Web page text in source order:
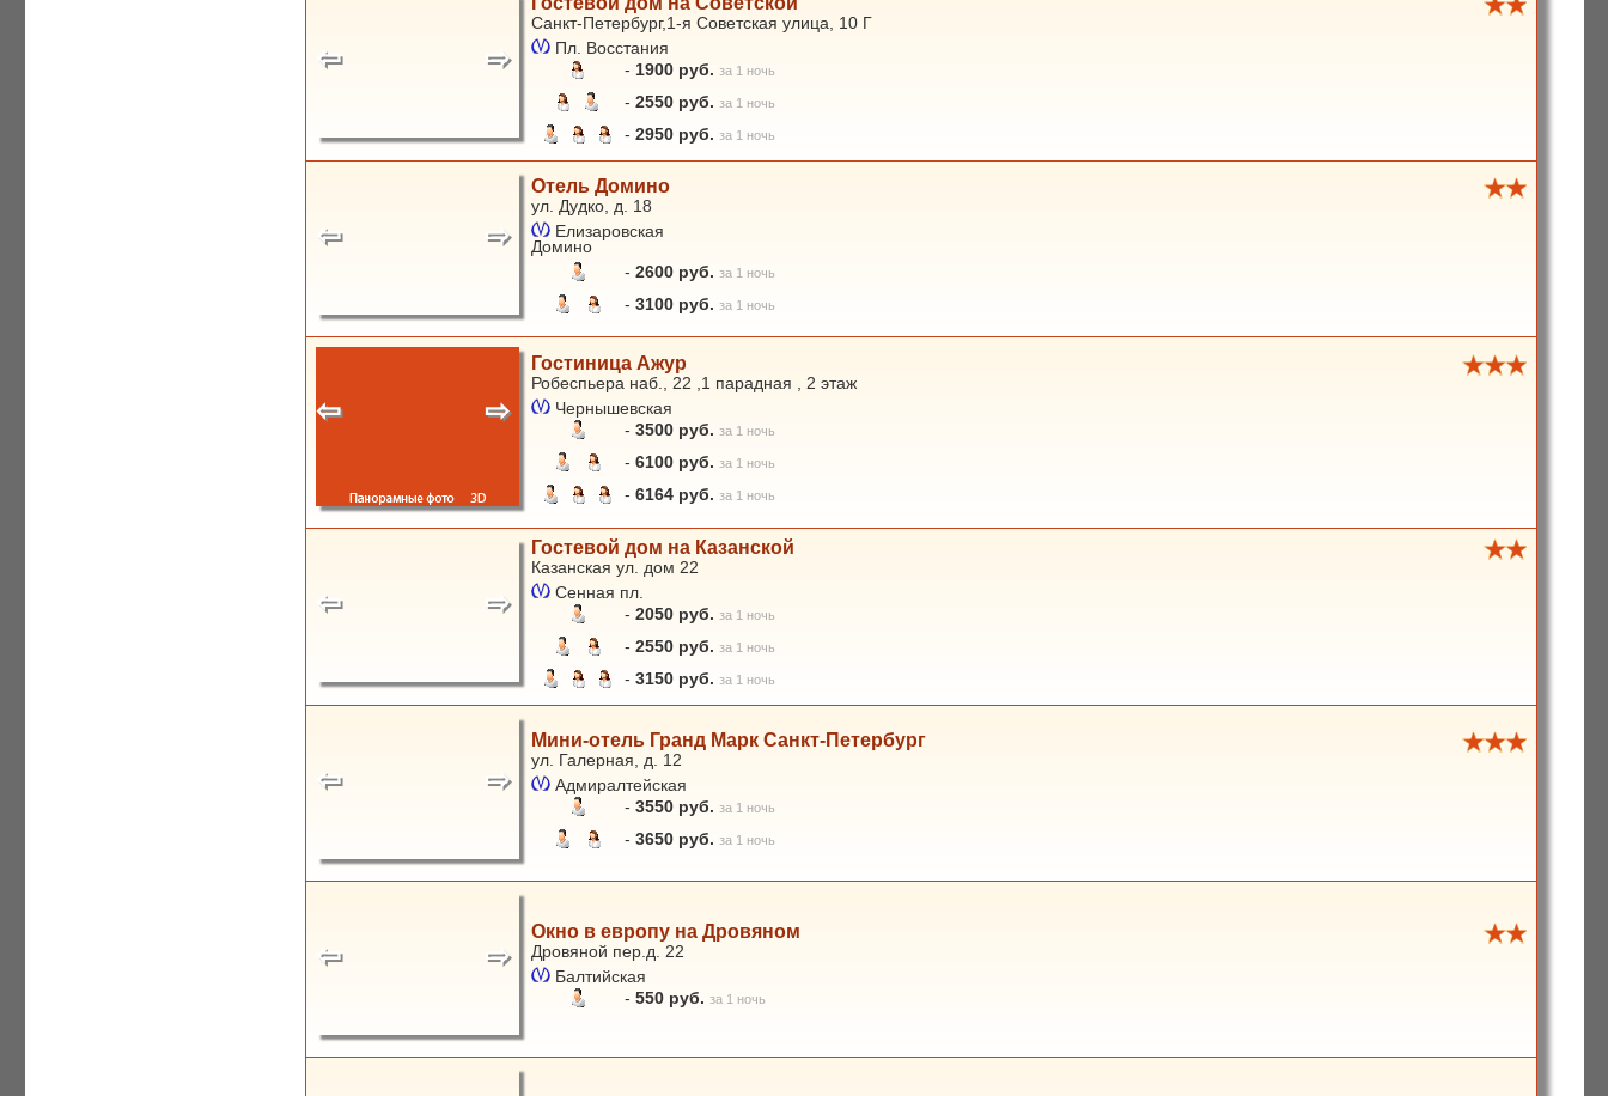
Санкт-Петербург,1-я Советская улица, 10 Г
Пл. Восстания
- 1900 руб. за 1 ночь
- 2550 руб. за 1 ночь
- 2950 руб. за 1 ночь
Отель Домино
ул. Дудко, д. 18
Елизаровская
Домино
- 2600 руб. за 1 ночь
- 3100 руб. за 1 ночь
Гостиница Ажур
Робеспьера наб., 22 ,1 парадная , 2 этаж
Чернышевская
- 3500 руб. за 1 ночь
- 6100 руб. за 1 ночь
- 6164 руб. за 1 ночь
Гостевой дом на Казанской
Казанская ул. дом 22
Сенная пл.
- 2050 руб. за 1 ночь
- 2550 руб. за 1 ночь
- 3150 руб. за 1 ночь
Мини-отель Гранд Марк Санкт-Петербург
ул. Галерная, д. 12
Адмиралтейская
- 3550 руб. за 1 ночь
- 3650 руб. за 1 ночь
Окно в европу на Дровяном
Дровяной пер.д. 22
Балтийская
- 550 руб. за 1 ночь